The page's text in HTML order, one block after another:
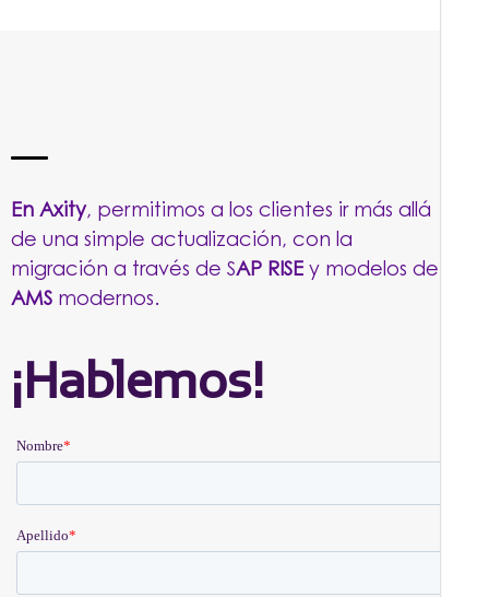
En Axity, permitimos a los clientes ir más allá
de una simple actualización, con la
migración a través de SAP RISE y modelos de
AMS modernos.
¡Hablemos!